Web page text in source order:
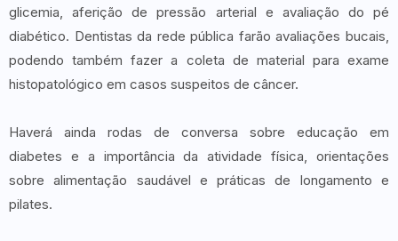
glicemia, aferição de pressão arterial e avaliação do pé
diabético. Dentistas da rede pública farão avaliações bucais,
podendo também fazer a coleta de material para exame
histopatológico em casos suspeitos de câncer.
Haverá ainda rodas de conversa sobre educação em
diabetes e a importância da atividade física, orientações
sobre alimentação saudável e práticas de longamento e
pilates.